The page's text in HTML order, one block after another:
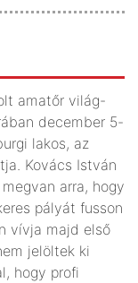
amatőr világ-
december 5-
lakos, az
Kovács István
arra, hogy
pályát fusson
vívja majd első
jelöltek ki
hogy profi